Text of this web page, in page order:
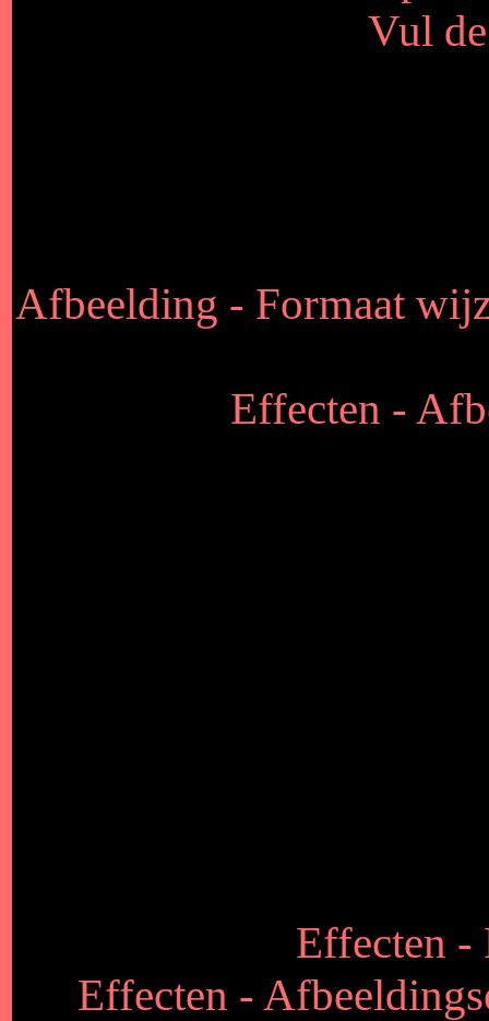
Vul
Afbeelding - Formaat
Effecten -
Effecten -
Effecten -